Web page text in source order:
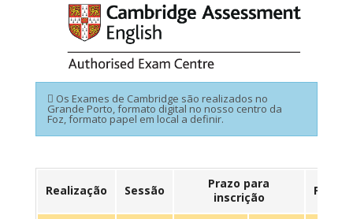
Os Exames de Cambridge são realizados no
Grande Porto, formato digital no nosso centro da
Foz, formato papel em local a definir.
Realização Sessão
Prazo para
inscrição
Preço